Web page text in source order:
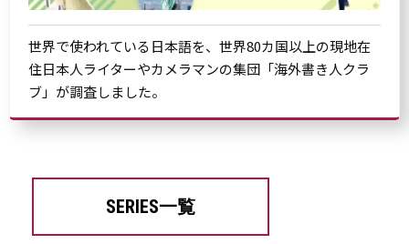
世界で使われている日本語を、世界80カ国以上の現地在
住日本人ライターやカメラマンの集団「海外書き人クラ
ブ」が調査しました。
SERIES一覧